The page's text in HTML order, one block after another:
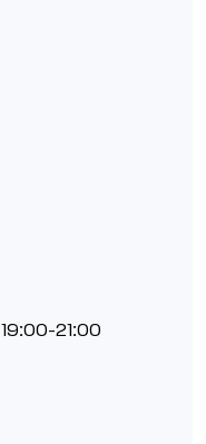
19:00-21:00